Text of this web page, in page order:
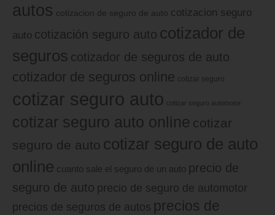
autos cotizacion de seguro de auto cotizacion seguro
auto cotización seguro auto cotizador de
seguros cotizador de seguros de auto
cotizador de seguros online cotizar seguro
cotizar seguro auto cotizar seguro automotor
cotizar seguro auto online cotizar
seguro de auto cotizar seguro de auto
online cuanto sale el seguro de un auto precio de
seguro de auto precio de seguro de automotor
precios de seguros de autos precios de